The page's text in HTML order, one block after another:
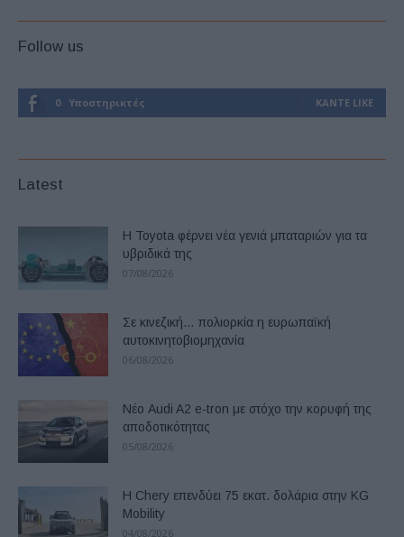
Follow us
0 Υποστηρικτές ΚΆΝΤΕ LIKE
Latest
Η Toyota φέρνει νέα γενιά μπαταριών για τα
υβριδικά της
07/08/2026
Σε κινεζική… πολιορκία η ευρωπαϊκή
αυτοκινητοβιομηχανία
06/08/2026
Νέο Audi A2 e-tron με στόχο την κορυφή της
αποδοτικότητας
05/08/2026
Η Chery επενδύει 75 εκατ. δολάρια στην KG
Mobility
04/08/2026